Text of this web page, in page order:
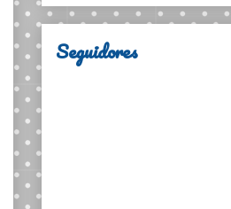
Seguidores